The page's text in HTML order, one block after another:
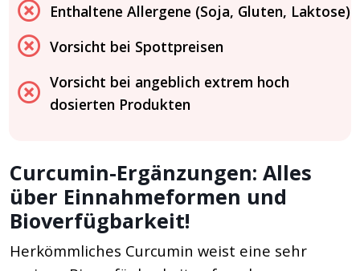
Enthaltene Allergene (Soja, Gluten, Laktose)
Vorsicht bei Spottpreisen
Vorsicht bei angeblich extrem hoch
dosierten Produkten
Curcumin-Ergänzungen: Alles
über Einnahmeformen und
Bioverfügbarkeit!
Herkömmliches Curcumin weist eine sehr